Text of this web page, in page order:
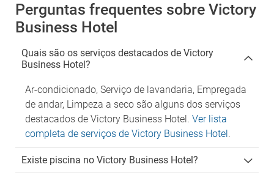
Perguntas frequentes sobre Victory
Business Hotel
Quais são os serviços destacados de Victory
Business Hotel?
Ar-condicionado, Serviço de lavandaria, Empregada
de andar, Limpeza a seco são alguns dos serviços
destacados de Victory Business Hotel. Ver lista
completa de serviços de Victory Business Hotel.
Existe piscina no Victory Business Hotel?